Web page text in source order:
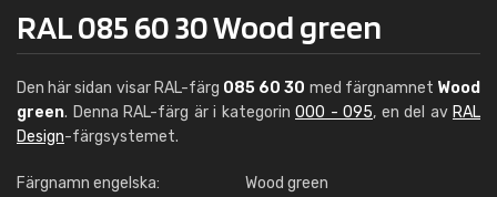
RAL 085 60 30 Wood green
Den här sidan visar RAL-färg 085 60 30 med färgnamnet Wood
green. Denna RAL-färg är i kategorin 000 - 095, en del av RAL
Design-färgsystemet.
Färgnamn engelska:
Wood green